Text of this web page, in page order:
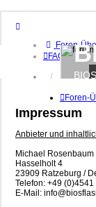
Foren-
FAQ
Foren-
Impressum
Anbieter und
Michael Rosenbaum
Hasselholt 4
23909 Ratzeburg /
Telefon: +49
E-Mail: